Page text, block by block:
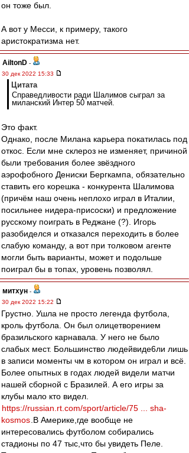
он тоже был.
А вот у Месси, к примеру, такого
аристократизма нет.
AiltonD -
30 дек 2022 15:33
Цитата
Справедливости ради Шалимов сыграл за
миланский Интер 50 матчей.
Это факт.
Однако, после Милана карьера покатилась под
откос. Если мне склероз не изменяет, причиной
были требования более звёздного
аэрофобного Дениски Бергкампа, обязательно
ставить его корешка - конкурента Шалимова
(причём наш очень неплохо играл в Италии,
посильнее нидера-присоски) и предложение
русскому поиграть в Реджане (?). Игорь
разобиделся и отказался переходить в более
слабую команду, а вот при толковом агенте
могли быть варианты, может и подольше
поиграл бы в топах, уровень позволял.
митхун -
30 дек 2022 15:22
Грустно. Ушла не просто легенда футбола,
кроль футбола. Он был олицетворением
бразильского карнавала. У него не было
слабых мест. Большинство людейвиде6ли лишь
в записи моменты чм в котором он играл и всё.
Более опытных в годах людей видели матчи
нашей сборной с Бразилей. А его игры за
клубы мало кто видел.
https://russian.rt.com/sport/article/75 ... sha-
kosmos .В Америке,где вообще не
интересовались футболом собирались
стадионы по 47 тыс,что бы увидеть Пеле.